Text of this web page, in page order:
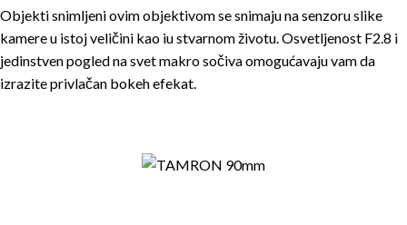
Objekti snimljeni ovim objektivom se snimaju na senzoru slike
kamere u istoj veličini kao iu stvarnom životu. Osvetljenost F2.8 i
jedinstven pogled na svet makro sočiva omogućavaju vam da
izrazite privlačan bokeh efekat.